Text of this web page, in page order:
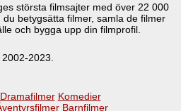
största filmsajter med över 22 000
betygsätta filmer, samla de filmer
och bygga upp din filmprofil.
2023.
Dramafilmer Komedier
Barnfilmer